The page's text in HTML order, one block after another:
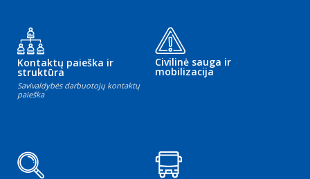
Kontaktų paieška ir
struktūra
Savivaldybės darbuotojų kontaktų
paieška
Civilinė sauga ir
mobilizacija